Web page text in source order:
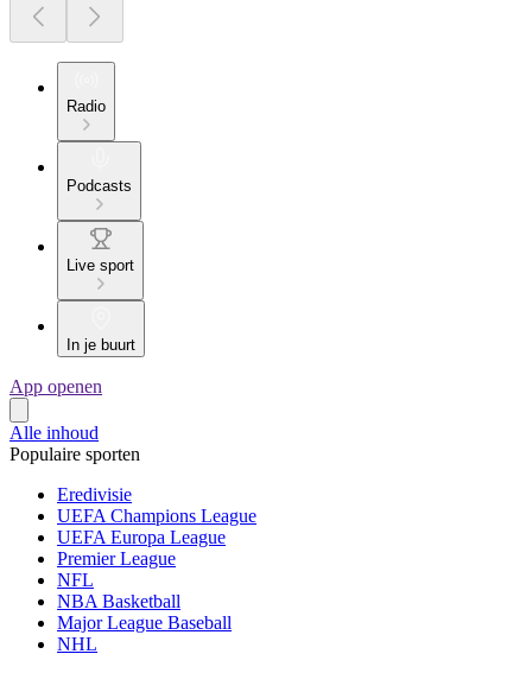
Radio
Podcasts
Live sport
In je buurt
App openen
Alle inhoud
Populaire sporten
Eredivisie
UEFA Champions League
UEFA Europa League
Premier League
NFL
NBA Basketball
Major League Baseball
NHL